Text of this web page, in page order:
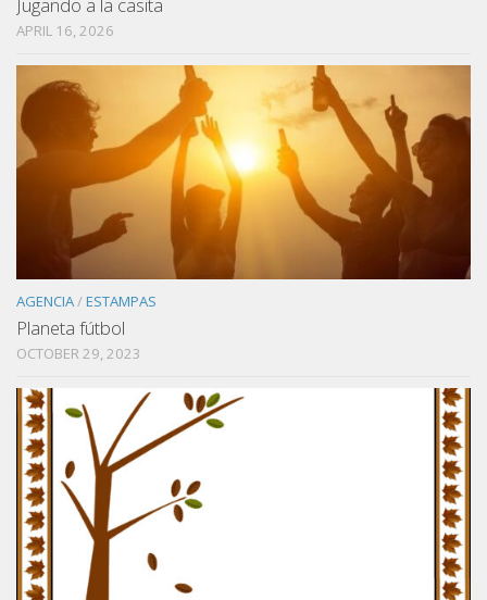
APRIL 16, 2026
AGENCIA/ESTAMPAS
Planeta fútbol
OCTOBER 29, 2023